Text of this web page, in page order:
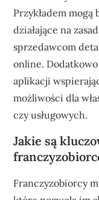
Przykładem
działające na
sprzedawcom
online.
aplikacji
możliwości dla
czy usługowych.
Jakie są
Franczyzobiorcy